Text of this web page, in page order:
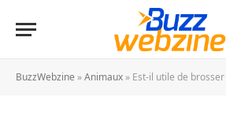
BuzzWebzine »Animaux » Est-il utile de brosser les